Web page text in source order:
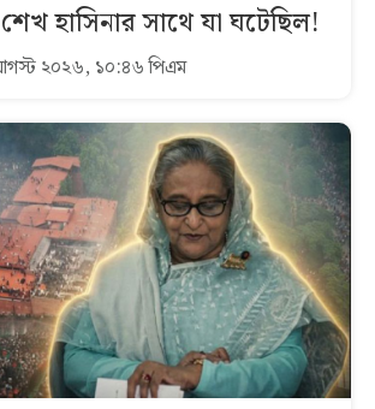
হাসিনার সাথে যা ঘটেছিল!
২০২৬, ১০:৪৬ পিএম